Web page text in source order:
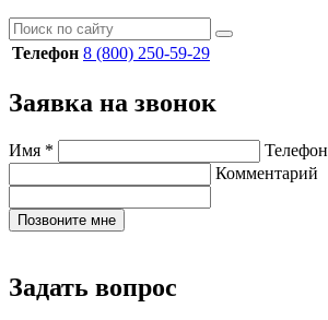
Телефон 8 (800) 250-59-29
Заявка на звонок
Имя * Телефон
Комментарий
Позвоните мне
Задать вопрос